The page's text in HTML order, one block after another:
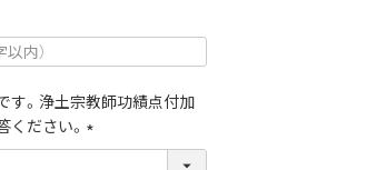
)
す。浄土宗教師功績点付加
ださい。